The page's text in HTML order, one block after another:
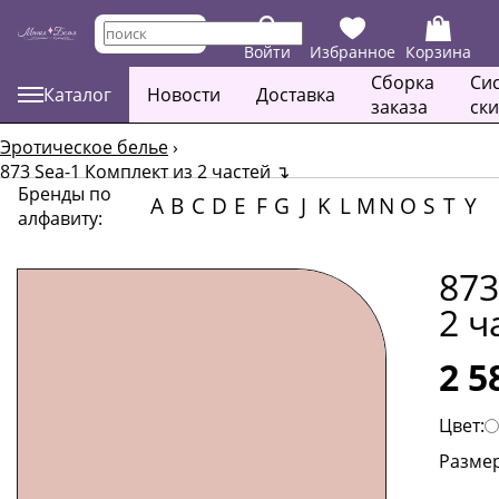
Войти Избранное Корзина
Каталог Новости Доставка
Сборка
заказа
Эротическое белье›
873 Sea-1 Комплект из 2 частей↴
Бренды по
алфавиту:
A B C D E F G J K L MN O S T Y
2
2
Цвет: